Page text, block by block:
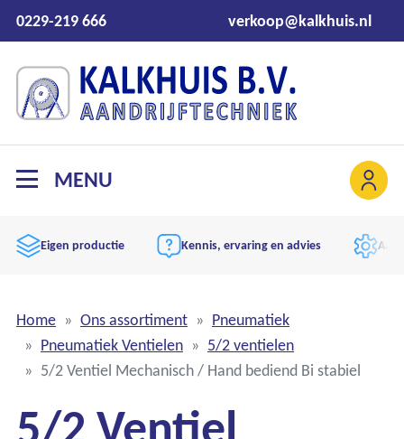
0229-219 666 verkoop@kalkhuis.nl
MENU
Eigen productie Kennis, ervaring en advies
Home Ons assortiment
Pneumatiek
Pneumatiek Ventielen
5/2 ventielen
5/2 Ventiel Mechanisch / Hand bediend Bi stabiel